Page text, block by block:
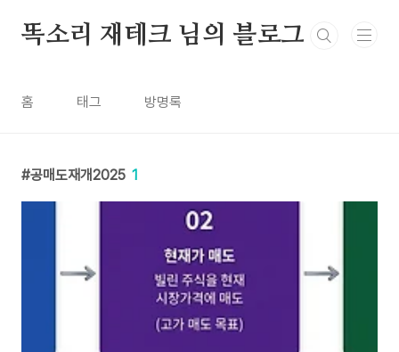
똑소리 재테크 님의 블로그
홈 태그 방명록
공매도재개2025 1